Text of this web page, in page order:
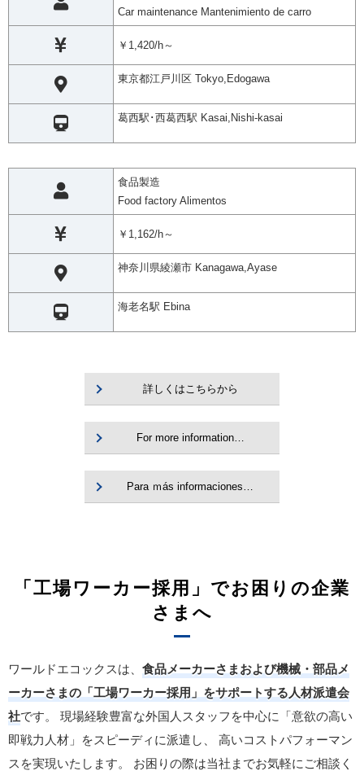
Car maintenance Mantenimiento de carro
￥1,420/h～
東京都江戸川区 Tokyo,Edogawa
葛西駅･西葛西駅 Kasai,Nishi-kasai
食品製造
Food factory Alimentos
￥1,162/h～
神奈川県綾瀬市 Kanagawa,Ayase
海老名駅 Ebina
詳しくはこちらから
For more information…
Para ｍás informaciones…
「工場ワーカー採用」でお困りの企業
さまへ
ワールドエコックスは、 食品メーカーさまおよび機械・部品メ
ーカーさまの「工場ワーカー採用」をサポートする人材派遣会
社です。
現場経験豊富な外国人スタッフを中心に「意欲の高い
即戦力人材」をスピーディに派遣し、
高いコストパフォーマン
スを実現いたします。
お困りの際は当社までお気軽にご相談く